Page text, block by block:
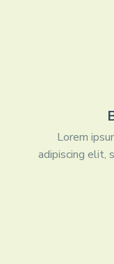
Lorem
adipiscing elit,